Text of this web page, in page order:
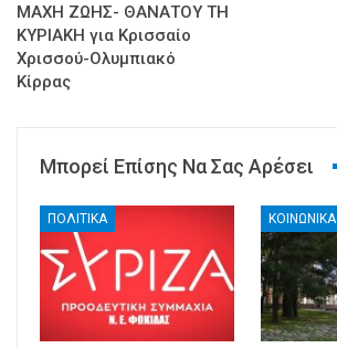
ΜΑΧΗ ΖΩΗΣ- ΘΑΝΑΤΟΥ ΤΗ
ΚΥΡΙΑΚΗ για Κρισσαίο
Χρισσού-Ολυμπιακό
Κίρρας
Μπορεί Επίσης Να Σας Αρέσει
ΠΟΛΙΤΙΚΑ ΚΟΙΝΩΝΙΚΑ